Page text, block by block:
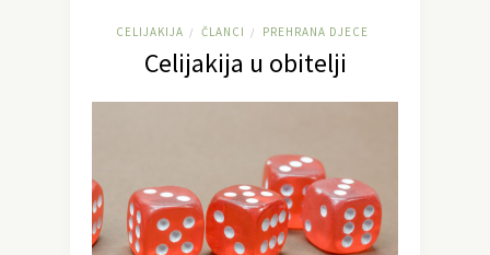
CELIJAKIJA / ČLANCI / PREHRANA DJECE
Celijakija u obitelji